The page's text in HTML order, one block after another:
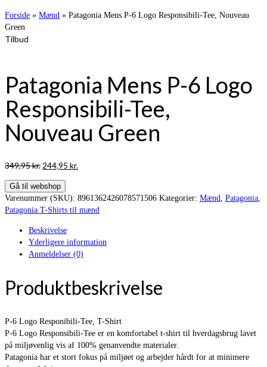
Forside » Mænd » Patagonia Mens P-6 Logo Responsibili-Tee, Nouveau
Green
Tilbud
Patagonia Mens P-6 Logo
Responsibili-Tee,
Nouveau Green
349,95kr. Den
pris
var:
349,95 kr..
244,95 kr.
er:
244,95 kr..
Gå til webshop
Varenummer (SKU): 8961362426078571506 Kategorier: Mænd Patagonia
Patagonia T-Shirts til mænd
Beskrivelse
Yderligere information
Anmeldelser (0)
Produktbeskrivelse
P-6 Logo Responibili-Tee, T-Shirt
P-6 Logo Responsibili-Tee er en komfortabel t-shirt til hverdagsbrug lavet
på miljøvenlig vis af 100% genanvendte materialer.
Patagonia har et stort fokus på miljøet og arbejder hårdt for at minimere